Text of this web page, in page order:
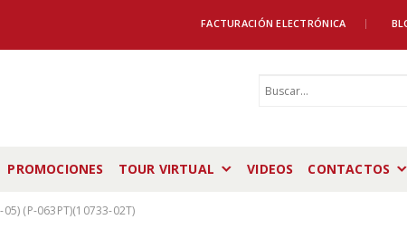
FACTURACIÓN ELECTRÓNICA
PROMOCIONES TOUR VIRTUAL VIDEOS CONTACTOS
05) (P-063PT)(10733-02T)